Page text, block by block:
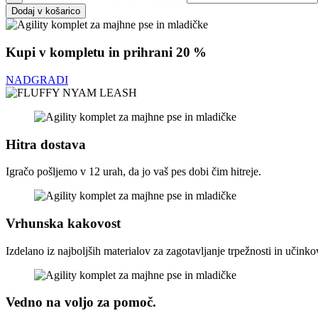
Dodaj v košarico
Kupi v kompletu in prihrani 20 %
NADGRADI
Hitra dostava
Igračo pošljemo v 12 urah, da jo vaš pes dobi čim hitreje.
Vrhunska kakovost
Izdelano iz najboljših materialov za zagotavljanje trpežnosti in
Vedno na voljo za pomoč.